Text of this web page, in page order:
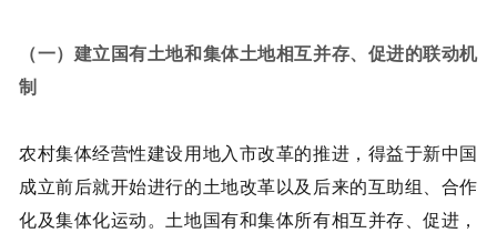
（一）建立国有土地和集体土地相互并存、促进的联动机
制
农村集体经营性建设用地入市改革的推进，得益于新中国
成立前后就开始进行的土地改革以及后来的互助组、合作
化及集体化运动。土地国有和集体所有相互并存、促进，